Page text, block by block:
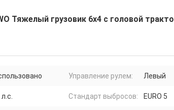
Тяжелый грузовик 6x4 с головой
Управление рулем: Левый
Стандарт выбросов: EURO 5